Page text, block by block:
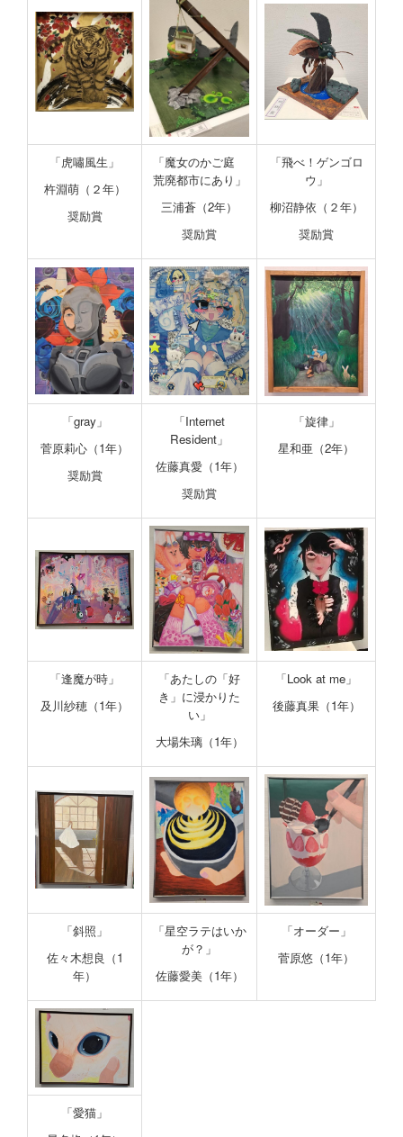
「虎嘯風生」
杵淵萌（２年）
奨励賞
「魔女のかご庭
荒廃都市にあり」
三浦蒼（2年）
奨励賞
「飛べ！ゲンゴロ
ウ」
柳沼静依（２年）
奨励賞
「gray」
菅原莉心（1年）
奨励賞
「Internet
Resident」
佐藤真愛（1年）
奨励賞
「旋律」
星和亜（2年）
「逢魔が時」
及川紗穂（1年）
「あたしの「好
き」に浸かりた
い」
大場朱璃（1年）
「Look at me」
後藤真果（1年）
「斜照」
佐々木想良（1
年）
「星空ラテはいか
が？」
佐藤愛美（1年）
「オーダー」
菅原悠（1年）
「愛猫」